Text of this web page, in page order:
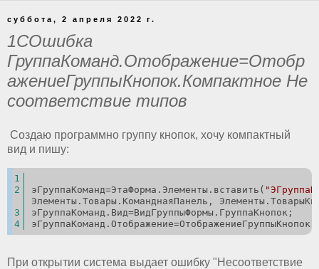
суббота, 2 апреля 2022 г.
1СОшибка
ГруппаКоманд.Отображение=Отобр
ажениеГруппыКнопок.Компактное Не
соответствие типов
Создаю программно группу кнопок, хочу компактный
вид и пишу:
эГруппаКоманд=ЭтаФорма.Элементы.вставить(
Элементы.Товары.КоманднаяПанель,
эГруппаКоманд.Вид=ВидГруппыФормы.ГруппаКнопок;
При открытии система выдает ошибку "Несоответствие